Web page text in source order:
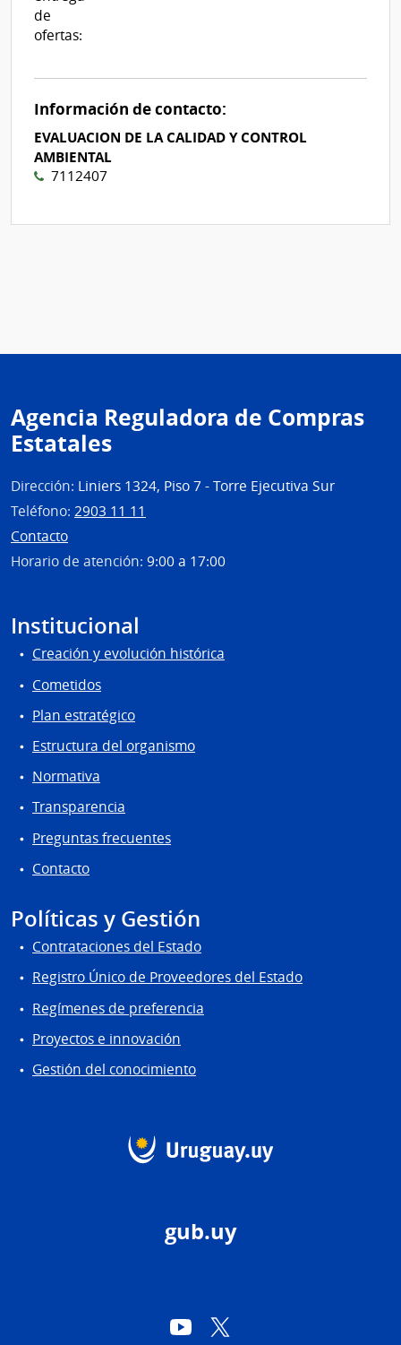
de
ofertas:
Información de contacto:
EVALUACION DE LA CALIDAD Y CONTROL
AMBIENTAL
7112407
Agencia Reguladora de Compras
Estatales
Dirección: Liniers 1324, Piso 7 - Torre Ejecutiva Sur
Teléfono: 2903 11 11
Contacto
Horario de atención: 9:00 a 17:00
Institucional
Creación y evolución histórica
Cometidos
Plan estratégico
Estructura del organismo
Normativa
Transparencia
Preguntas frecuentes
Contacto
Políticas y Gestión
Contrataciones del Estado
Registro Único de Proveedores del Estado
Regímenes de preferencia
Proyectos e innovación
Gestión del conocimiento
gub.uy
YouTube